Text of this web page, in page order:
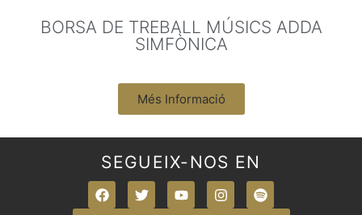
BORSA DE TREBALL MÚSICS ADDA
SIMFÒNICA
Més Informació
SEGUEIX-NOS EN